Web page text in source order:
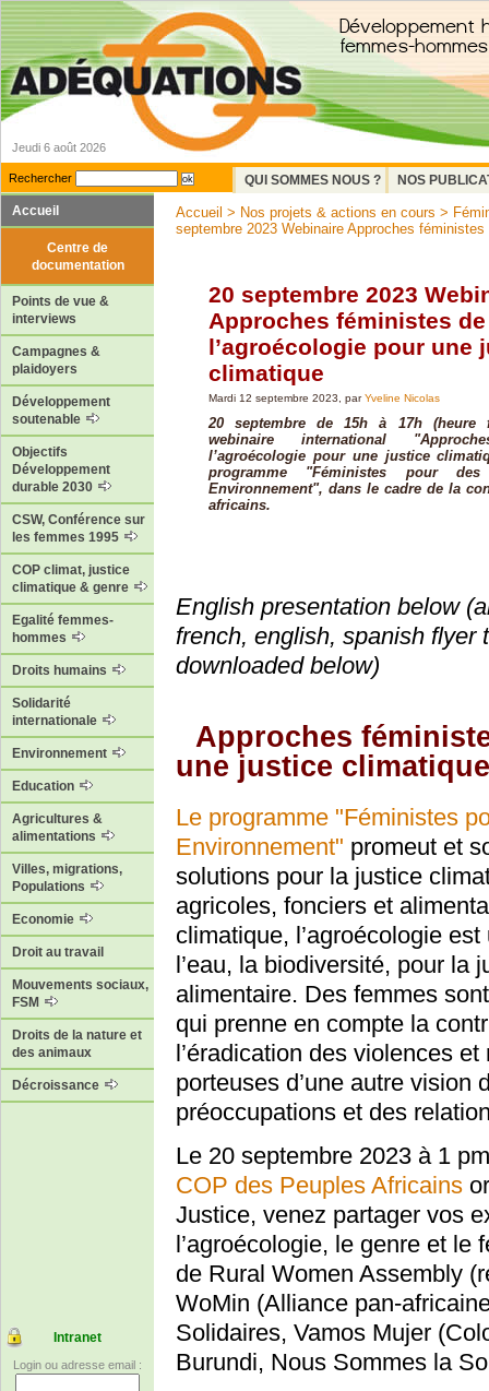
Jeudi 6 août 2026
Rechercher QUI SOMMES NOUS ?
NOS
Accueil
Centre de
documentation
Points de vue &
interviews
Campagnes &
plaidoyers
Développement
soutenable
Objectifs
Développement
durable 2030
CSW, Conférence sur
les femmes 1995
COP climat, justice
climatique & genre
Egalité femmes-
hommes
Droits humains
Solidarité
internationale
Environnement
Education
Agricultures &
alimentations
Villes, migrations,
Populations
Economie
Droit au travail
Mouvements sociaux,
FSM
Droits de la nature et
des animaux
Décroissance
Intranet
Login ou adresse email :
Accueil > Nos projets & actions en cours >
septembre 2023 Webinaire Approches féministes
20 septembre 2023
Approches féministes de
l’agroécologie pour une
climatique
Mardi 12 septembre 2023, parYveline Nicolas
20 septembre de 15h à 17h (heure
webinaire international
l’agroécologie pour une justice
programme "Féministes pour
Environnement", dans le cadre de la
africains.
English presentation below
french, english, spanish flyer
downloaded below)
Approches
une justice climatique
Le programme "Féministes
Environnement" promeut et
solutions pour la justice
agricoles, fonciers et
climatique, l’agroécologie
l’eau, la biodiversité, pour
alimentaire. Des femmes
qui prenne en compte la
l’éradication des violences
porteuses d’une autre vision
préoccupations et des
Le 20 septembre 2023 à 1
COP des Peuples Africains
Justice, venez partager vos
l’agroécologie, le genre et
de Rural Women Assembly
WoMin (Alliance pan-
Solidaires, Vamos Mujer
Burundi, Nous Sommes la